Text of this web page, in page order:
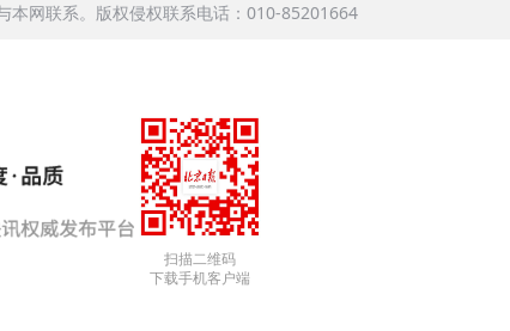
本网联系。版权侵权联系电话：010-85201664
扫描二维码
下载手机客户端